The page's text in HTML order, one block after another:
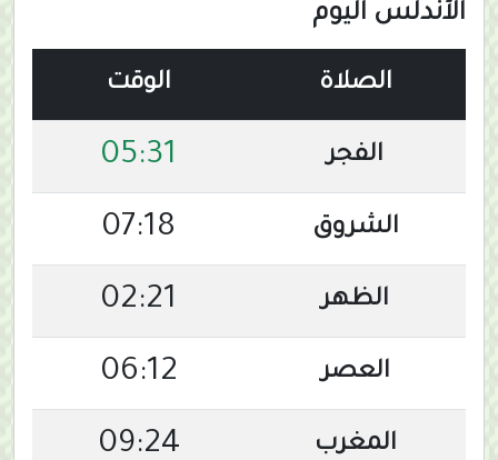
الأندلس اليوم
الصلاة الوقت
الفجر 05:31
الشروق 07:18
الظهر 02:21
العصر 06:12
المغرب 09:24